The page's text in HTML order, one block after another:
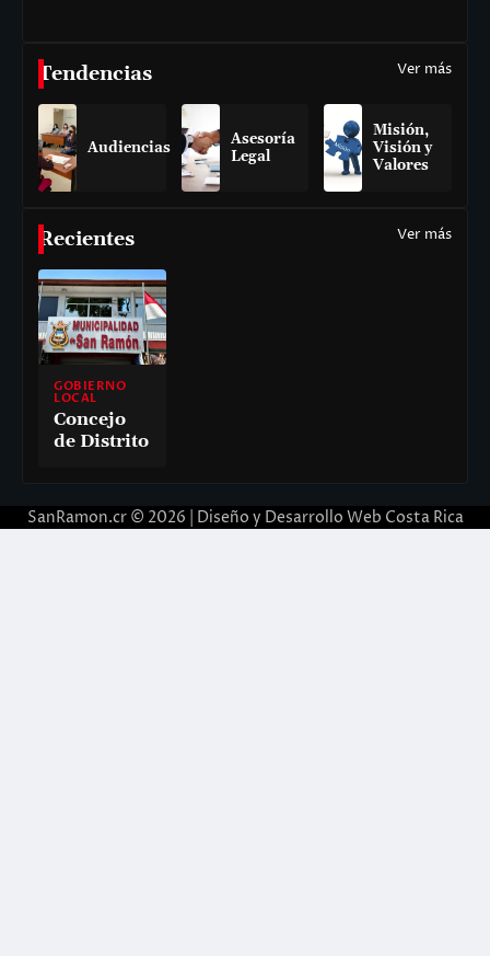
Tendencias Ver más
Audiencias
Asesoría
Legal
Misión,
Visión y
Valores
Recientes Ver más
GOBIERNO
LOCAL
Concejo
de Distrito
SanRamon.cr © 2026 | Diseño y Desarrollo Web Costa Rica